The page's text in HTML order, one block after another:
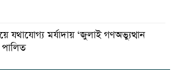
যথাযোগ্য মর্যাদায় ‘জুলাই গণঅভ্যুত্থান